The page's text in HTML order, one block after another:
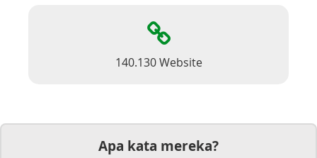
140.130 Website
Apa kata mereka?